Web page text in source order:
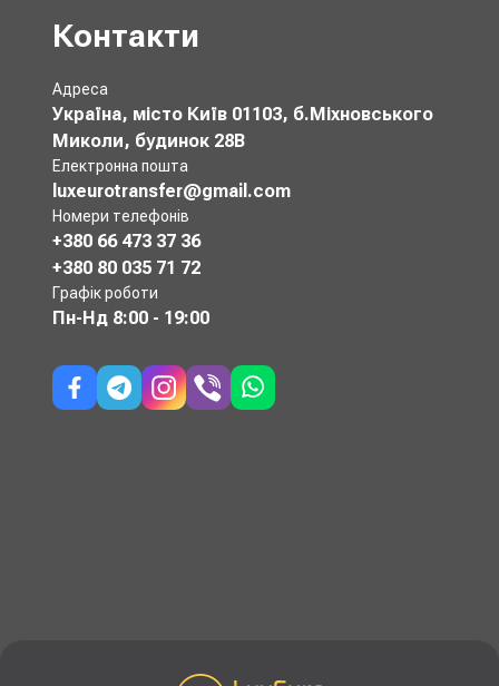
Контакти
Адреса
Україна, місто Київ 01103, б.Міхновського
Миколи, будинок 28В
Електронна пошта
luxeurotransfer@gmail.com
Номери телефонів
+380 66 473 37 36
+380 80 035 71 72
Графік роботи
Пн-Нд 8:00 - 19:00